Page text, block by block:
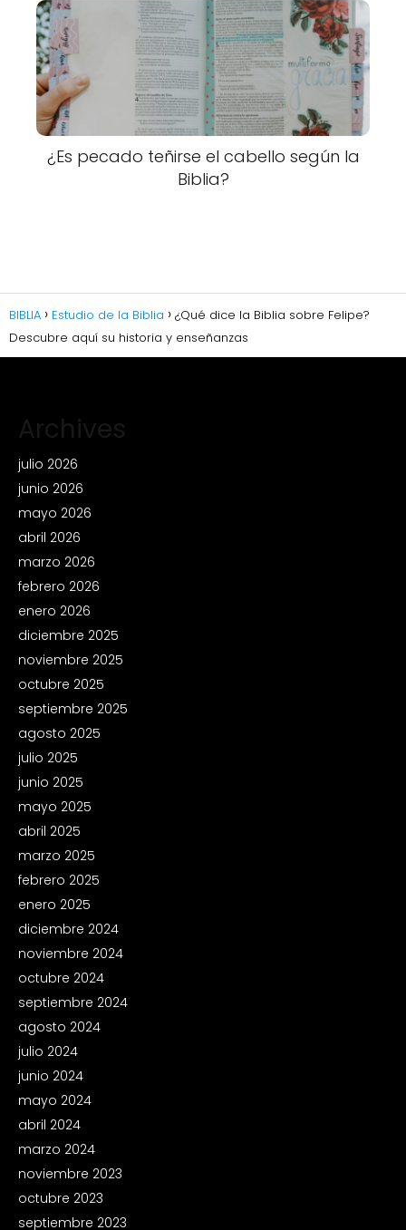
¿Es pecado teñirse el cabello según la
Biblia?
BIBLIA Estudio de la Biblia
¿Qué dice la Biblia sobre Felipe?
Descubre aquí su historia y enseñanzas
Archives
julio 2026
junio 2026
mayo 2026
abril 2026
marzo 2026
febrero 2026
enero 2026
diciembre 2025
noviembre 2025
octubre 2025
septiembre 2025
agosto 2025
julio 2025
junio 2025
mayo 2025
abril 2025
marzo 2025
febrero 2025
enero 2025
diciembre 2024
noviembre 2024
octubre 2024
septiembre 2024
agosto 2024
julio 2024
junio 2024
mayo 2024
abril 2024
marzo 2024
noviembre 2023
octubre 2023
septiembre 2023